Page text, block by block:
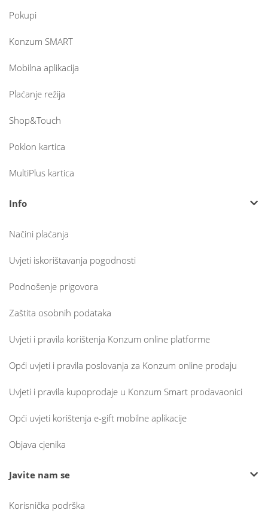
Pokupi
Konzum SMART
Mobilna aplikacija
Plaćanje režija
Shop&Touch
Poklon kartica
MultiPlus kartica
Info
Načini plaćanja
Uvjeti iskorištavanja pogodnosti
Podnošenje prigovora
Zaštita osobnih podataka
Uvjeti i pravila korištenja Konzum online platforme
Opći uvjeti i pravila poslovanja za Konzum online prodaju
Uvjeti i pravila kupoprodaje u Konzum Smart prodavaonici
Opći uvjeti korištenja e-gift mobilne aplikacije
Objava cjenika
Javite nam se
Korisnička podrška